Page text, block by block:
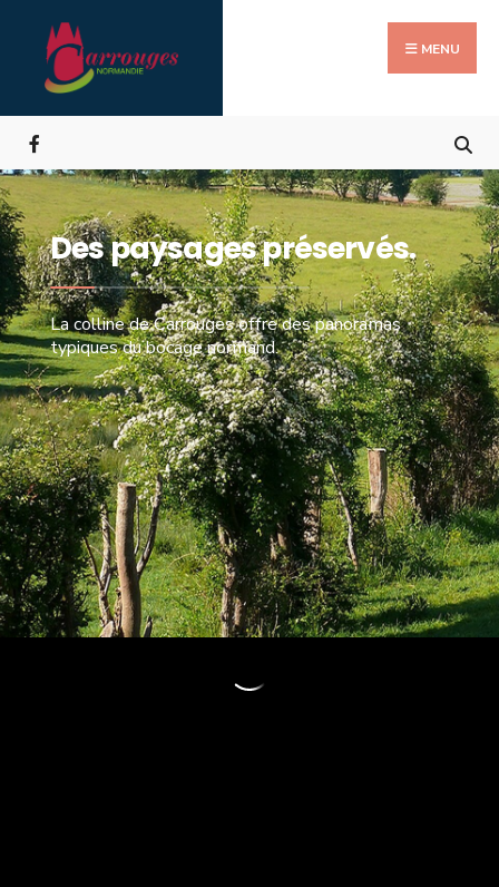
MENU
Des paysages préservés.
La colline de Carrouges offre des panoramas
typiques du bocage normand.